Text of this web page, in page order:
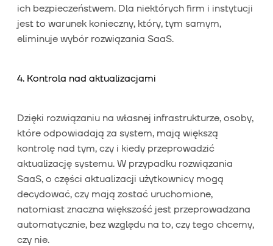
ich bezpieczeństwem. Dla niektórych firm i instytucji
jest to warunek konieczny, który, tym samym,
eliminuje wybór rozwiązania SaaS.
4. Kontrola nad aktualizacjami
Dzięki rozwiązaniu na własnej infrastrukturze, osoby,
które odpowiadają za system, mają większą
kontrolę nad tym, czy i kiedy przeprowadzić
aktualizację systemu. W przypadku rozwiązania
SaaS, o części aktualizacji użytkownicy mogą
decydować, czy mają zostać uruchomione,
natomiast znaczna większość jest przeprowadzana
automatycznie, bez względu na to, czy tego chcemy,
czy nie.